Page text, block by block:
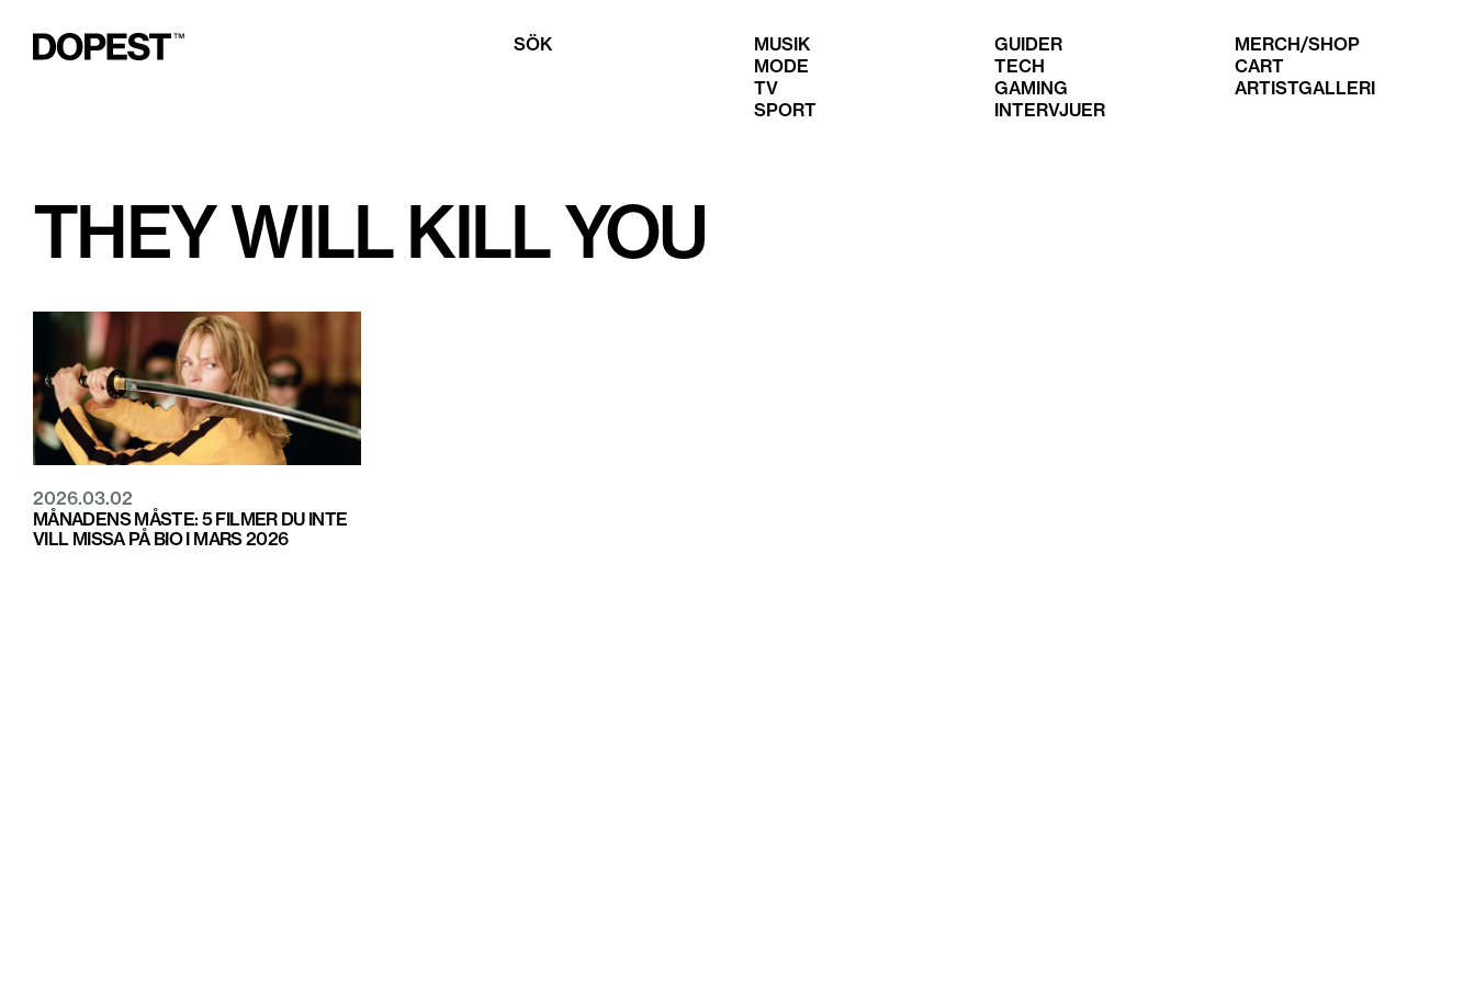
SÖK
MUSIK
MODE
TV
SPORT
GUIDER
TECH
GAMING
INTERVJUER
MERCH/SHOP
CART
ARTISTGALLERI
THEY WILL KILL YOU
2026.03.02
MÅNADENS MÅSTE: 5 FILMER DU INTE
VILL MISSA PÅ BIO I MARS 2026